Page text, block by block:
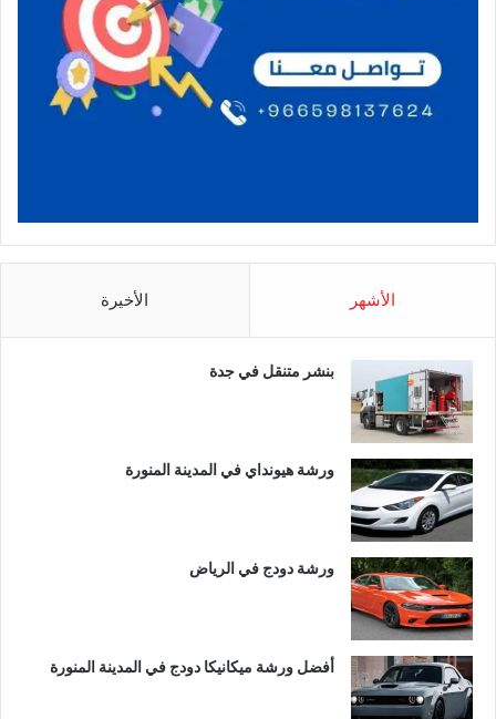
الأشهر الأخيرة
بنشر متنقل في جدة
ورشة هيونداي في المدينة المنورة
ورشة دودج في الرياض
أفضل ورشة ميكانيكا دودج في المدينة المنورة